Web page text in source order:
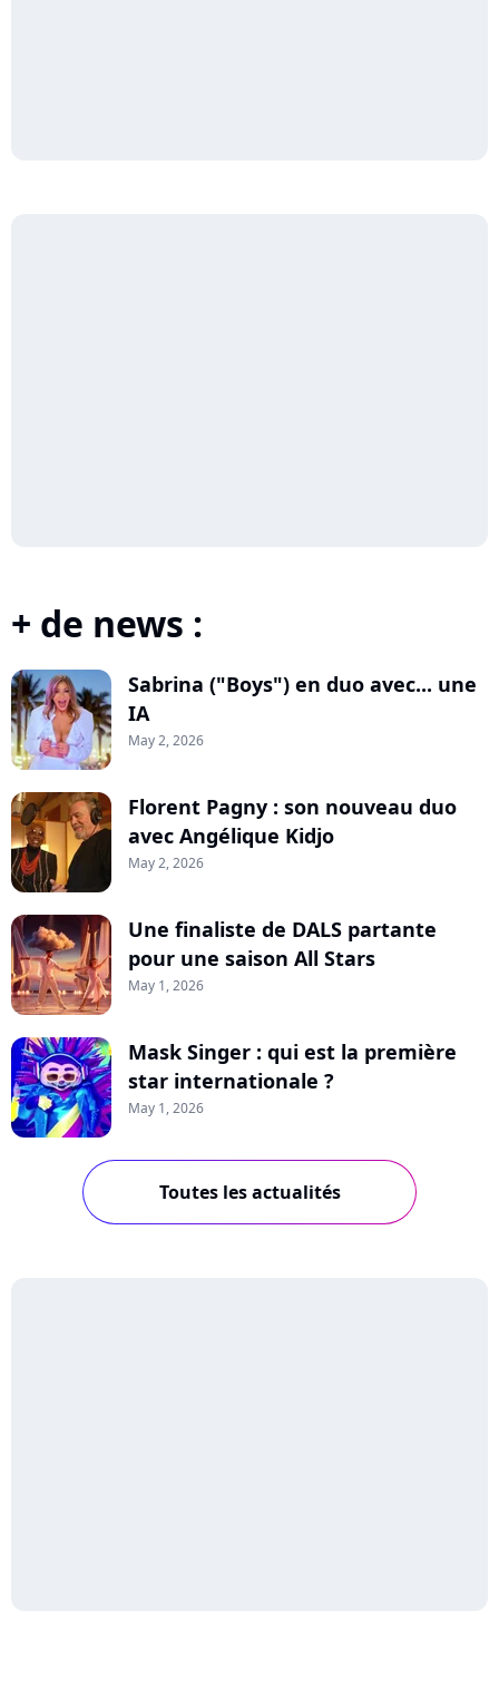
+ de news :
Sabrina ("Boys") en duo avec... une
IA
May 2, 2026
Florent Pagny : son nouveau duo
avec Angélique Kidjo
May 2, 2026
Une finaliste de DALS partante
pour une saison All Stars
May 1, 2026
Mask Singer : qui est la première
star internationale ?
May 1, 2026
Toutes les actualités